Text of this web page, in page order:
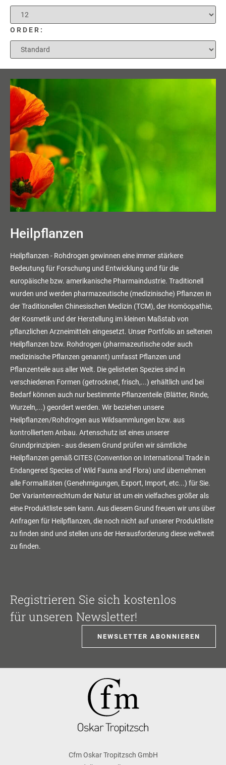
ORDER:
Heilpflanzen
Heilpflanzen - Rohdrogen gewinnen eine immer stärkere
Bedeutung für Forschung und Entwicklung und für die
europäische bzw. amerikanische Pharmaindustrie. Traditionell
wurden und werden pharmazeutische (medizinische) Pflanzen in
der Traditionellen Chinesischen Medizin (TCM), der Homöopathie,
der Kosmetik und der Herstellung im kleinen Maßstab von
pflanzlichen Arzneimitteln eingesetzt. Unser Portfolio an seltenen
Heilpflanzen bzw. Rohdrogen (pharmazeutische oder auch
medizinische Pflanzen genannt) umfasst Pflanzen und
Pflanzenteile aus aller Welt. Die gelisteten Spezies sind in
verschiedenen Formen (getrocknet, frisch,...) erhältlich und bei
Bedarf können auch nur bestimmte Pflanzenteile (Blätter, Rinde,
Wurzeln,...) geordert werden. Wir beziehen unsere
Heilpflanzen/Rohdrogen aus Wildsammlungen bzw. aus
kontrolliertem Anbau. Artenschutz ist eines unserer
Grundprinzipien - aus diesem Grund prüfen wir sämtliche
Heilpflanzen gemäß CITES (Convention on International Trade in
Endangered Species of Wild Fauna and Flora) und übernehmen
alle Formalitäten (Genehmigungen, Export, Import, etc...) für Sie.
Der Variantenreichtum der Natur ist um ein vielfaches größer als
eine Produktliste sein kann. Aus diesem Grund freuen wir uns über
Anfragen für Heilpflanzen, die noch nicht auf unserer Produktliste
zu finden sind und stellen uns der Herausforderung diese weltweit
zu finden.
Registrieren Sie sich kostenlos
für unseren Newsletter!
NEWSLETTER ABONNIEREN
Cfm Oskar Tropitzsch GmbH